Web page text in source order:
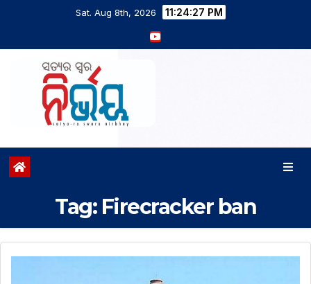
Sat. Aug 8th, 2026 11:24:28 PM
Tag: Firecracker ban